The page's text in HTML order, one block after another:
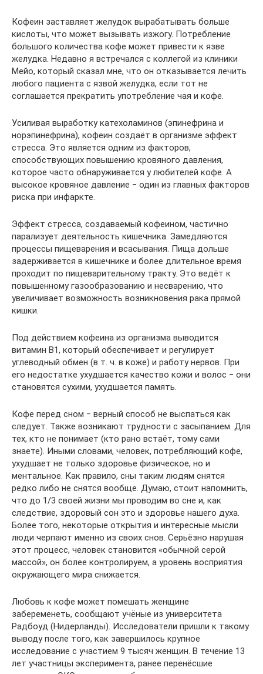
Кофеин заставляет желудок вырабатывать больше
кислоты, что может вызывать изжогу. Потребление
большого количества кофе может привести к язве
желудка. Недавно я встречался с коллегой из клиники
Мейо, который сказал мне, что он отказывается лечить
любого пациента с язвой желудка, если тот не
соглашается прекратить употребление чая и кофе.
Усиливая выработку катехоламинов (эпинефрина и
норэпинефрина), кофеин создаёт в организме эффект
стресса. Это является одним из факторов,
способствующих повышению кровяного давления,
которое часто обнаруживается у любителей кофе. А
высокое кровяное давление ‒ один из главных факторов
риска при инфаркте.
Эффект стресса, создаваемый кофеином, частично
парализует деятельность кишечника. Замедляются
процессы пищеварения и всасывания. Пища дольше
задерживается в кишечнике и более длительное время
проходит по пищеварительному тракту. Это ведёт к
повышенному газообразованию и несварению, что
увеличивает возможность возникновения рака прямой
кишки.
Под действием кофеина из организма выводится
витамин В1, который обеспечивает и регулирует
углеводный обмен (в т. ч. в коже) и работу нервов. При
его недостатке ухудшается качество кожи и волос ‒ они
становятся сухими, ухудшается память.
Кофе перед сном ‒ верный способ не выспаться как
следует. Также возникают трудности с засыпанием. Для
тех, кто не понимает (кто рано встаёт, тому сами
знаете). Иными словами, человек, потребляющий кофе,
ухудшает не только здоровье физическое, но и
ментальное. Как правило, сны таким людям снятся
редко либо не снятся вообще. Думаю, стоит напомнить,
что до 1/3 своей жизни мы проводим во сне и, как
следствие, здоровый сон это и здоровье нашего духа.
Более того, некоторые открытия и интересные мысли
люди черпают именно из своих снов. Серьёзно нарушая
этот процесс, человек становится «обычной серой
массой», он более контролируем, а уровень восприятия
окружающего мира снижается.
Любовь к кофе может помешать женщине
забеременеть, сообщают учёные из университета
Радбоуд (Нидерланды). Исследователи пришли к такому
выводу после того, как завершилось крупное
исследование с участием 9 тысяч женщин. В течение 13
лет участницы эксперимента, ранее перенёсшие